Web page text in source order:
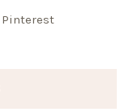
Pinterest